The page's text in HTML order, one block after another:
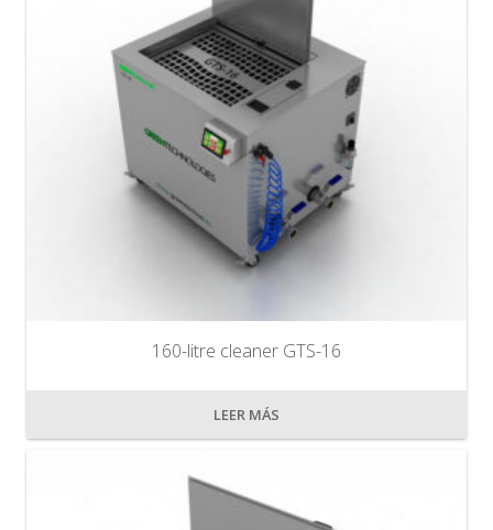
160-litre cleaner GTS-16
LEER MÁS